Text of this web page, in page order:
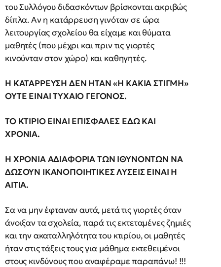
του Συλλόγου διδασκόντων βρίσκονται ακριβώς
δίπλα. Αν η κατάρρευση γινόταν σε ώρα
λειτουργίας σχολείου θα είχαμε και θύματα
μαθητές (που μέχρι και πριν τις γιορτές
κινούνταν στον χώρο) και καθηγητές.
Η ΚΑΤΑΡΡΕΥΣΗ ΔΕΝ ΗΤΑΝ «Η ΚΑΚΙΑ ΣΤΙΓΜΗ»
ΟΥΤΕ ΕΙΝΑΙ ΤΥΧΑΙΟ ΓΕΓΟΝΟΣ.
ΤΟ ΚΤΙΡΙΟ ΕΙΝΑΙ ΕΠΙΣΦΑΛΕΣ ΕΔΩ ΚΑΙ
ΧΡΟΝΙΑ.
Η ΧΡΟΝΙΑ ΑΔΙΑΦΟΡΙΑ ΤΩΝ ΙΘΥΝΟΝΤΩΝ ΝΑ
ΔΩΣΟΥΝ ΙΚΑΝΟΠΟΙΗΤΙΚΕΣ ΛΥΣΕΙΣ ΕΙΝΑΙ Η
ΑΙΤΙΑ.
Σα να μην έφταναν αυτά, μετά τις γιορτές όταν
άνοιξαν τα σχολεία, παρά τις εκτεταμένες ζημιές
και την ακαταλληλότητα του κτιρίου, οι μαθητές
ήταν στις τάξεις τους για μάθημα εκτεθειμένοι
στους κινδύνους που αναφέραμε παραπάνω! !!!